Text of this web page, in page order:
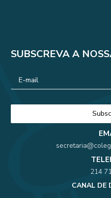
SUBSCREVA A
214
CANAL DE